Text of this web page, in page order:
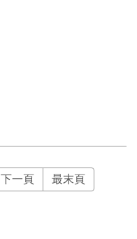
下一頁 最末頁